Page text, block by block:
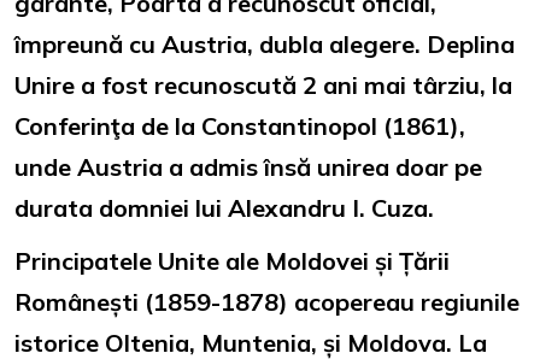
împreună cu Austria, dubla alegere. Deplina
Unire a fost recunoscută 2 ani mai târziu, la
Conferinţa de la Constantinopol (1861),
unde Austria a admis însă unirea doar pe
durata domniei lui Alexandru I. Cuza.
Principatele Unite ale Moldovei și Țării
Românești (1859-1878) acopereau regiunile
istorice Oltenia, Muntenia, și Moldova. La